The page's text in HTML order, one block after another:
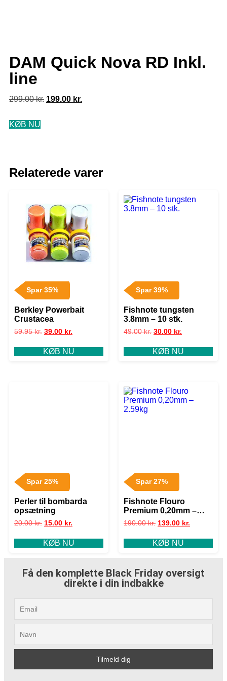
DAM Quick Nova RD Inkl.
line
299.00kr. 199.00 kr.
KØB NU
Relaterede varer
Spar 35%
Berkley Powerbait
Crustacea
59.95kr. 39.00 kr.
KØB NU
Spar 39%
Fishnote tungsten
3.8mm – 10 stk.
49.00kr. 30.00 kr.
KØB NU
Spar 25%
Perler til bombarda
opsætning
20.00kr. 15.00 kr.
KØB NU
Spar 27%
Fishnote Flouro
Premium 0,20mm –
2.59kg
190.00kr. 139.00 kr.
KØB NU
Få den komplette Black Friday oversigt
direkte i din indbakke